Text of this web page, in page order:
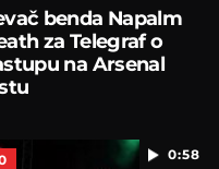
benda Napalm
za Telegraf o
na Arsenal
0:58